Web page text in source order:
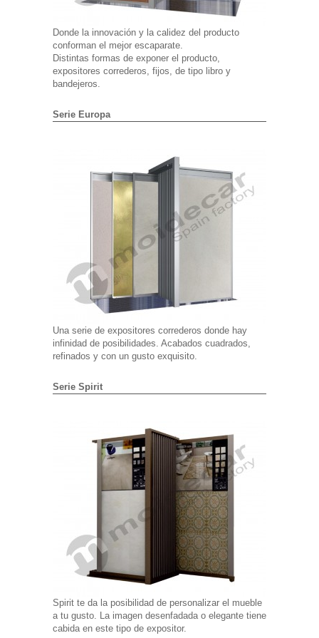
Donde la innovación y la calidez del producto
conforman el mejor escaparate.
Distintas formas de exponer el producto,
expositores correderos, fijos, de tipo libro y
bandejeros.
Serie Europa
Una serie de expositores correderos donde hay
infinidad de posibilidades. Acabados cuadrados,
refinados y con un gusto exquisito.
Serie Spirit
Spirit te da la posibilidad de personalizar el mueble
a tu gusto. La imagen desenfadada o elegante tiene
cabida en este tipo de expositor.